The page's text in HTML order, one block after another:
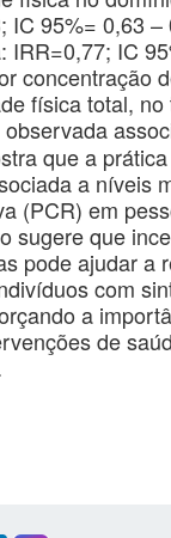
IC 95%= 0,63
IRR=0,77; IC
concentração
física total,
que a
a níveis
(PCR) em
sugere que
pode ajudar a
com
a
de